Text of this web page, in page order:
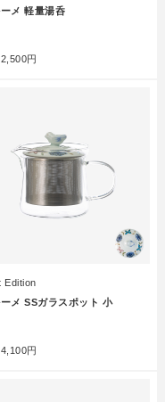
メ 軽量湯呑
2,500円
Edition
メ SSガラスポット 小
4,100円